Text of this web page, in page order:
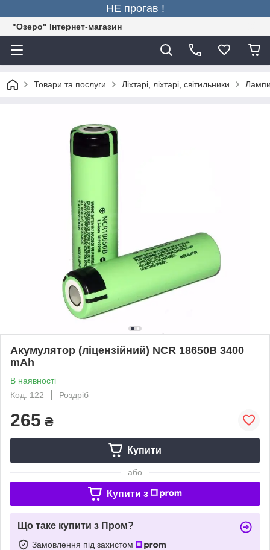
НЕ прогав !
"Озеро" Інтернет-магазин
Товари та послуги Ліхтарі, ліхтарі, світильники
Акумулятор (ліцензійний) NCR 18650B 3400
mAh
В наявності
Код: 122
Роздріб
265 ₴
Купити
або
Купити з
Що таке купити з Пром?
Замовлення під захистом